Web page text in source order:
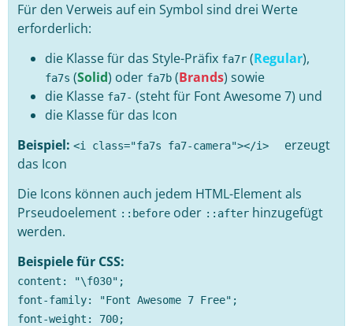
Für den Verweis auf ein Symbol sind drei Werte
erforderlich:
die Klasse für das Style-Präfix fa7r (Regular),
fa7s (Solid) oder fa7b (Brands) sowie
die Klasse fa7- (steht für Font Awesome 7) und
die Klasse für das Icon
Beispiel: <i class="fa7s fa7-camera"></i>
erzeugt
das Icon
Die Icons können auch jedem HTML-Element als
Prseudoelement ::before oder ::after hinzugefügt
werden.
Beispiele für CSS:
content: "\f030";
font-family: "Font Awesome 7 Free";
font-weight: 700;